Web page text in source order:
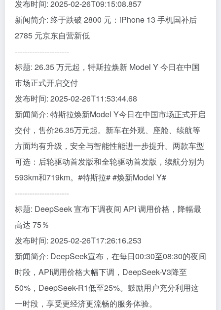
发布时间: 2025-02-26T09:15:08.857
新闻简介: 终于跌破 2800 元：iPhone 13 手机国补后
2785 元京东自营新低
----------------------
标题: 26.35 万元起，特斯拉焕新 Model Y 今日在中国
市场正式开启交付
发布时间: 2025-02-26T11:53:44.68
新闻简介: 特斯拉焕新Model Y今日在中国市场正式开启
交付，售价26.35万元起。新车在外观、座舱、续航等
方面均有升级，安全与智能性能进一步提升。两款车型
可选：后轮驱动首发版和全轮驱动首发版，续航分别为
593km和719km。#特斯拉# #焕新Model Y#
----------------------
标题: DeepSeek 宣布下调夜间 API 调用价格，降幅最
高达 75％
发布时间: 2025-02-26T17:26:16.253
新闻简介: DeepSeek宣布，在每日00:30至08:30的夜间
时段，API调用价格大幅下调，DeepSeek-V3降至
50%，DeepSeek-R1低至25%。鼓励用户充分利用这
一时段，享受更经济更流畅的服务体验。